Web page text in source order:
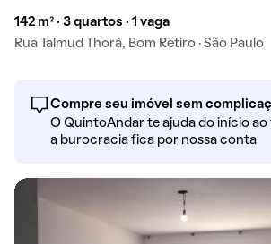
142 m² · 3 quartos · 1 vaga
Rua Talmud Thorá, Bom Retiro · São Paulo
Compre seu imóvel sem
O QuintoAndar te ajuda do início
a burocracia fica por nossa conta